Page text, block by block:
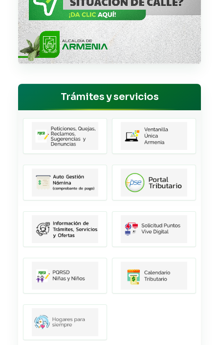
Trámites y servicios